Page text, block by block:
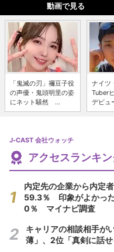
動画で見る
「鬼滅の刃」禰豆子役
の声優・鬼頭明里の姿
にネット騒然 ...
ナイツ
Tuber
デビュ
J-CAST 会社ウォッチ
アクセスランキ
内定先の企業から内定
59.3％ 印象がよかっ
0％ マイナビ調査
キャリアの相談相手が
薄」、2位「真剣に話